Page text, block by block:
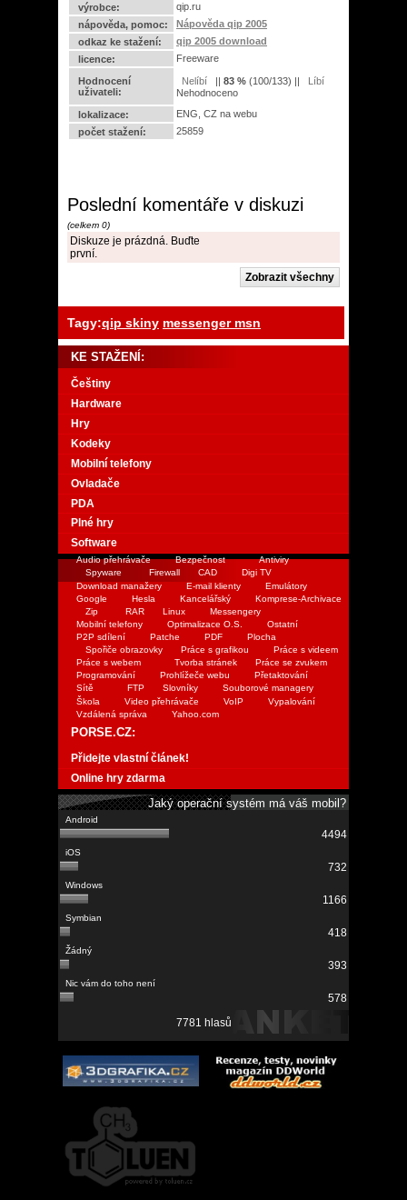
výrobce:
qip.ru
nápověda, pomoc:
Nápověda qip 2005
odkaz ke stažení:
qip 2005 download
licence:
Freeware
Hodnocení
uživateli:
|| 83 % (100/133) ||
Nehodnoceno
lokalizace:
ENG, CZ na webu
počet stažení:
25859
Poslední komentáře v diskuzi
(celkem 0)
Diskuze je prázdná. Buďte
první.
Tagy:qip skiny messenger msn
KE STAŽENÍ:
Češtiny
Hardware
Hry
Kodeky
Mobilní telefony
Ovladače
PDA
Plné hry
Software
Audio přehrávače Bezpečnost
Antiviry
Spyware
Firewall CAD
Digi TV
Download manažery
E-mail klienty
Emulátory
Google
Hesla Kancelářský
Komprese-Archivace
Zip
RAR Linux
Messengery
Mobilní telefony
Optimalizace O.S.
Ostatní
P2P sdílení
Patche PDF
Plocha
Spořiče obrazovky
Práce s grafikou
Práce s videem
Práce s webem
Tvorba stránek
Práce se zvukem
Programování
Prohlížeče webu
Přetaktování
Sítě
FTP Slovníky
Souborové managery
Škola
Video přehrávače VoIP
Vypalování
Vzdálená správa
Yahoo.com
PORSE.CZ:
Přidejte vlastní článek!
Online hry zdarma
Jaký operační systém má váš mobil?
4494
732
1166
418
393
578
7781 hlasů